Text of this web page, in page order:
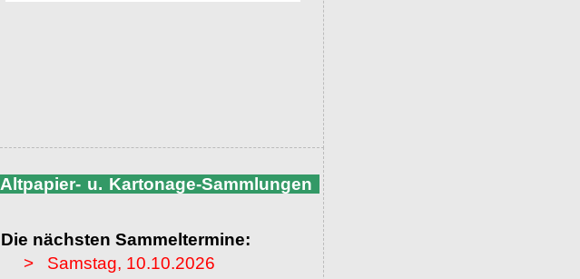
Altpapier- u. Kartonage-Sammlungen
Die nächsten Sammeltermine:
> Samstag, 10.10.2026